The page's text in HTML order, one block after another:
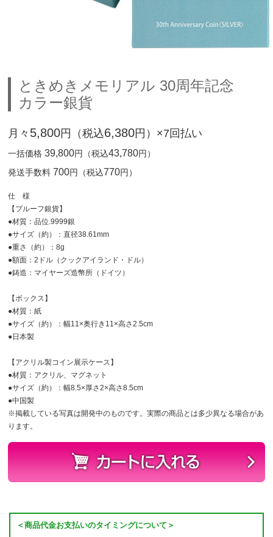
ときめきメモリアル 30周年記念
カラー銀貨
月々 5,800円（税込6,380円）×7回払い
一括価格39,800円（税込43,780円）
発送手数料 700円（税込770円）
仕 様
【プルーフ銀貨】
●材質：品位.9999銀
●サイズ（約）：直径38.61mm
●重さ（約）：8g
●額面：2ドル（クックアイランド・ドル）
●鋳造：マイヤーズ造幣所（ドイツ）
【ボックス】
●材質：紙
●サイズ（約）：幅11×奥行き11×高さ2.5cm
●日本製
【アクリル製コイン展示ケース】
●材質：アクリル、マグネット
●サイズ（約）：幅8.5×厚さ2×高さ8.5cm
●中国製
※掲載している写真は開発中のものです。実際の商品とは多少異なる場合があ
ります。
＜商品代金お支払いのタイミングについて＞